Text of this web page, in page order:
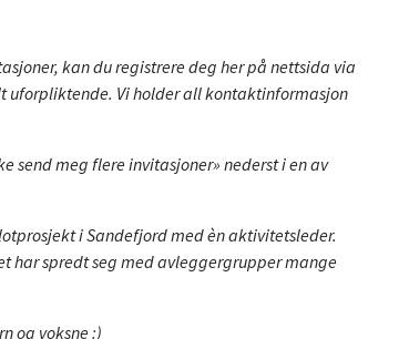
kan du registrere deg her på nettsida via
uforpliktende. Vi holder all kontaktinformasjon
send meg flere invitasjoner» nederst i en av
i Sandefjord med èn aktivitetsleder.
har spredt seg med avleggergrupper mange
og voksne :)